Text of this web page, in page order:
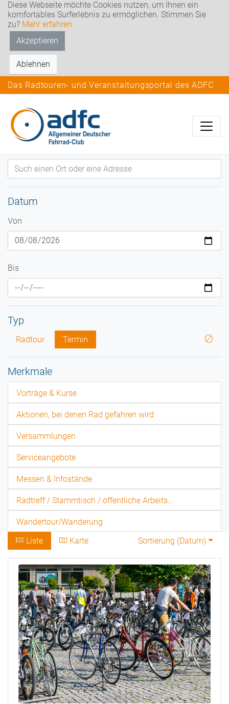
Diese Webseite möchte Cookies nutzen, um Ihnen ein
komfortables Surferlebnis zu ermöglichen. Stimmen Sie
zu? Mehr erfahren
Akzeptieren
Ablehnen
Das Radtouren- und Veranstaltungsportal des ADFC
Datum
Von
Bis
Typ
Radtour Termin
Merkmale
Vorträge & Kurse
Aktionen, bei denen Rad gefahren wird
Versammlungen
Serviceangebote
Messen & Infostände
Radtreff / Stammtisch / öffentliche Arbeits...
Wandertour/Wanderung
Liste
Karte Sortierung (Datum)